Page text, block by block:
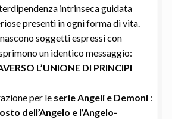
intrinseca guidata
presenti in ogni forma di vita.
soggetti espressi con
un identico messaggio:
L’UNIONE DI PRINCIPI
per le serie Angeli e Demoni :
dell’Angelo e l’Angelo-